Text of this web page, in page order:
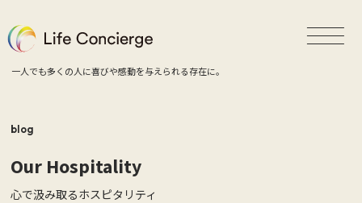
一人でも多くの人に喜びや感動を与えられる存在に。
blog
Our Hospitality
心で汲み取るホスピタリティ